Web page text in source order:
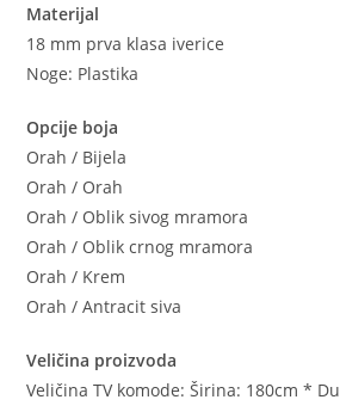
Materijal
18 mm prva klasa iverice
Noge: Plastika
Opcije boja
Orah / Bijela
Orah / Orah
Orah / Oblik sivog mramora
Orah / Oblik crnog mramora
Orah / Krem
Orah / Antracit siva
Veličina proizvoda
Veličina TV komode: Širina: 180cm *